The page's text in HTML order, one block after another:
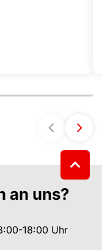
an uns?
18:00 Uhr